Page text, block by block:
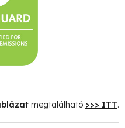
megtalálható >>> ITT.